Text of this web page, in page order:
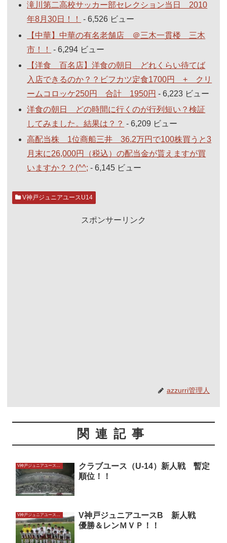
滝川第二高校サッカー部セレクション当日 2010
年8月30日！！
- 6,526 ビュー
【中華】中華の有名老舗店 ＠三木一貫楼 三木
市！！
- 6,294 ビュー
【洋食 百名店】洋食の朝日 どれくらい待てば
入店できるのか？？ビフカツ定食1700円 + クリ
ームコロッケ250円 合計 1950円 - 6,223 ビュー
洋食の朝日 どの時間に行くのが行列短い？検証
してみました。結果は？？ - 6,209 ビュー
高配当株 1位商船三井 36.2万円で100株買うと3
月末に26,000円（税込）の配当金が貰えますが買
いますか？？(^^; - 6,145 ビュー
V神戸ジュニアユースU14
スポンサーリンク
azzurri管理人
関連記事
クラブユース（U-14）新人戦 暫定
順位！！
V神戸ジュニアユースB 新人戦
優勝＆レンＭＶＰ！！